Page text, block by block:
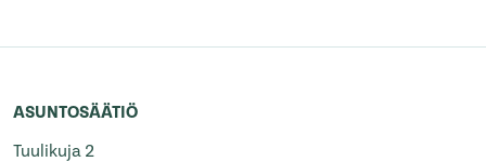
ASUNTOSÄÄTIÖ
Tuulikuja 2